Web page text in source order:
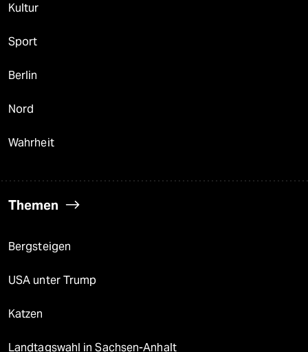
Kultur
Sport
Berlin
Nord
Wahrheit
Themen
Bergsteigen
USA unter Trump
Katzen
Landtagswahl in Sachsen-Anhalt